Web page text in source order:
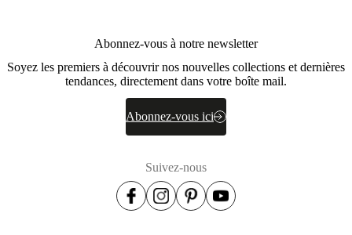
Abonnez-vous à notre newsletter
Soyez les premiers à découvrir nos nouvelles collections et dernières
tendances, directement dans votre boîte mail.
Abonnez-vous ici
Suivez-nous